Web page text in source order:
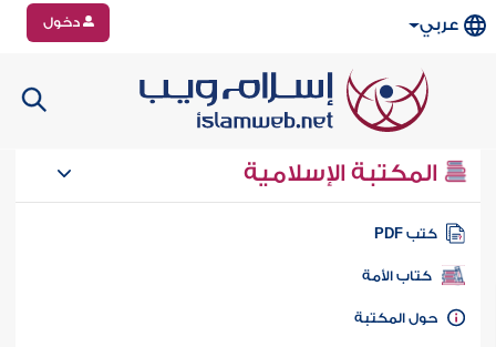
عربي دخول
المكتبة الإسلامية
كتب PDF
كتاب الأمة